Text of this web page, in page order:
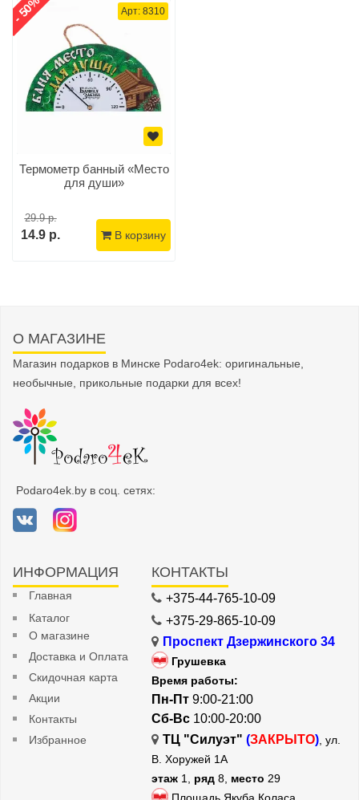
Арт: 8310
Термометр банный «Место
для души»
29.9 р.
14.9 р.
- 50%
В корзину
О МАГАЗИНЕ
Магазин подарков в Минске Podaro4ek: оригинальные,
необычные, прикольные подарки для всех!
Podaro4ek.by в соц. сетях:
ИНФОРМАЦИЯ
Главная
Каталог
О магазине
Доставка и Оплата
Скидочная карта
Акции
Контакты
Избранное
КОНТАКТЫ
+375-44-765-10-09
+375-29-865-10-09
Проспект Дзержинского 34
Грушевка
Время работы:
Пн-Пт 9:00-21:00
Сб-Вс 10:00-20:00
ТЦ "Силуэт" (ЗАКРЫТО), ул.
В. Хоружей 1А
этаж 1, ряд 8, место 29